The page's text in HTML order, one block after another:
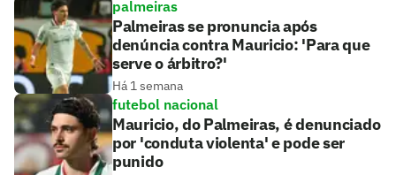
palmeiras
Palmeiras se pronuncia após
denúncia contra Mauricio: 'Para que
serve o árbitro?'
Há 1 semana
futebol nacional
Mauricio, do Palmeiras, é denunciado
por 'conduta violenta' e pode ser
punido